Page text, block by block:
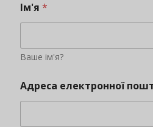
Ім'я *
Ваше ім'я?
Адреса електронної